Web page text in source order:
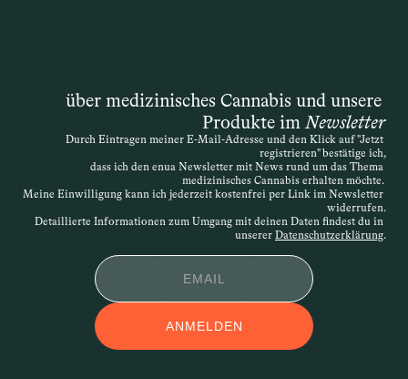
ist die Definition offen – entscheidend
ist, dass die Therapie medizinisch
nachvollziehbar begründet wird. Die
Verordnung kann daher sehr individuell
erfolgen. Wird der Antrag abgelehnt,
besteht die Möglichkeit des
APPLIKATIONSFOR
M
über medizinisches Cannabis und unsere
Produkte im Newsletter
Durch Eintragen meiner E-Mail-Adresse und den Klick auf "Jetzt
registrieren" bestätige ich,
dass ich den enua Newsletter mit News rund um das Thema
medizinisches Cannabis erhalten möchte.
Meine Einwilligung kann ich jederzeit kostenfrei per Link im Newsletter
widerrufen.
Detaillierte Informationen zum Umgang mit deinen Daten findest du in
unserer Datenschutzerklärung.
ANMELDEN